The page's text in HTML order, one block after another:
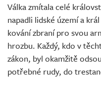
Válka zmítala celé
napadli lidské území a
kování zbraní pro svou
hrozbu. Každý, kdo v
zákon, byl okamžitě
potřebné rudy, do